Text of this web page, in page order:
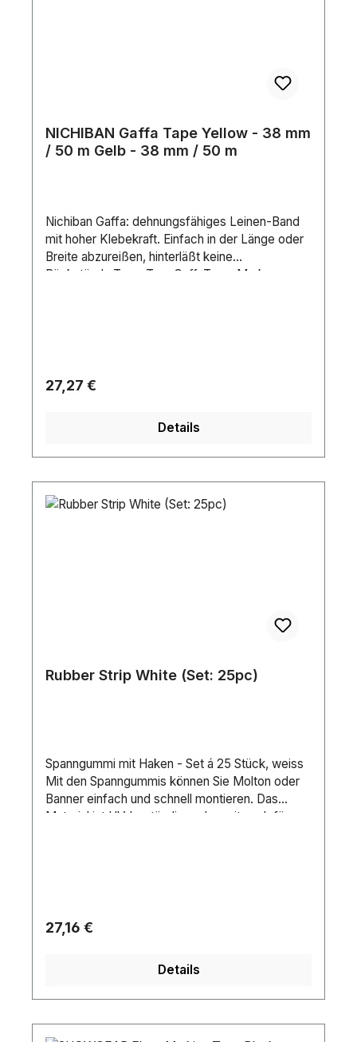
NICHIBAN Gaffa Tape Yellow - 38 mm
/ 50 m Gelb - 38 mm / 50 m
Nichiban Gaffa: dehnungsfähiges Leinen-Band
mit hoher Klebekraft. Einfach in der Länge oder
Breite abzureißen, hinterläßt keine
Rückstände.Tape-Typ: GaffaTape-Marke:
Regulärer Preis:
27,27 €
Details
Rubber Strip White (Set: 25pc)
Spanngummi mit Haken - Set á 25 Stück, weiss
Mit den Spanngummis können Sie Molton oder
Banner einfach und schnell montieren. Das
Material ist UV-beständig und somit auch für
Regulärer Preis:
27,16 €
Details